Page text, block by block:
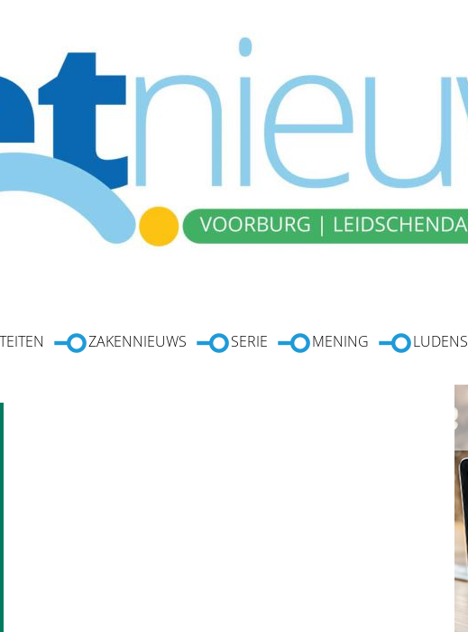
ZAKENNIEUWS SERIE MENING LUDENS